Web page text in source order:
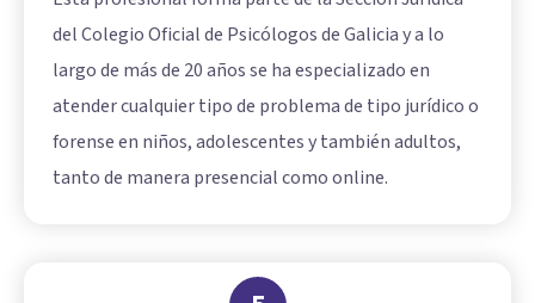
del Colegio Oficial de Psicólogos de Galicia y a lo
largo de más de 20 años se ha especializado en
atender cualquier tipo de problema de tipo jurídico o
forense en niños, adolescentes y también adultos,
tanto de manera presencial como online.